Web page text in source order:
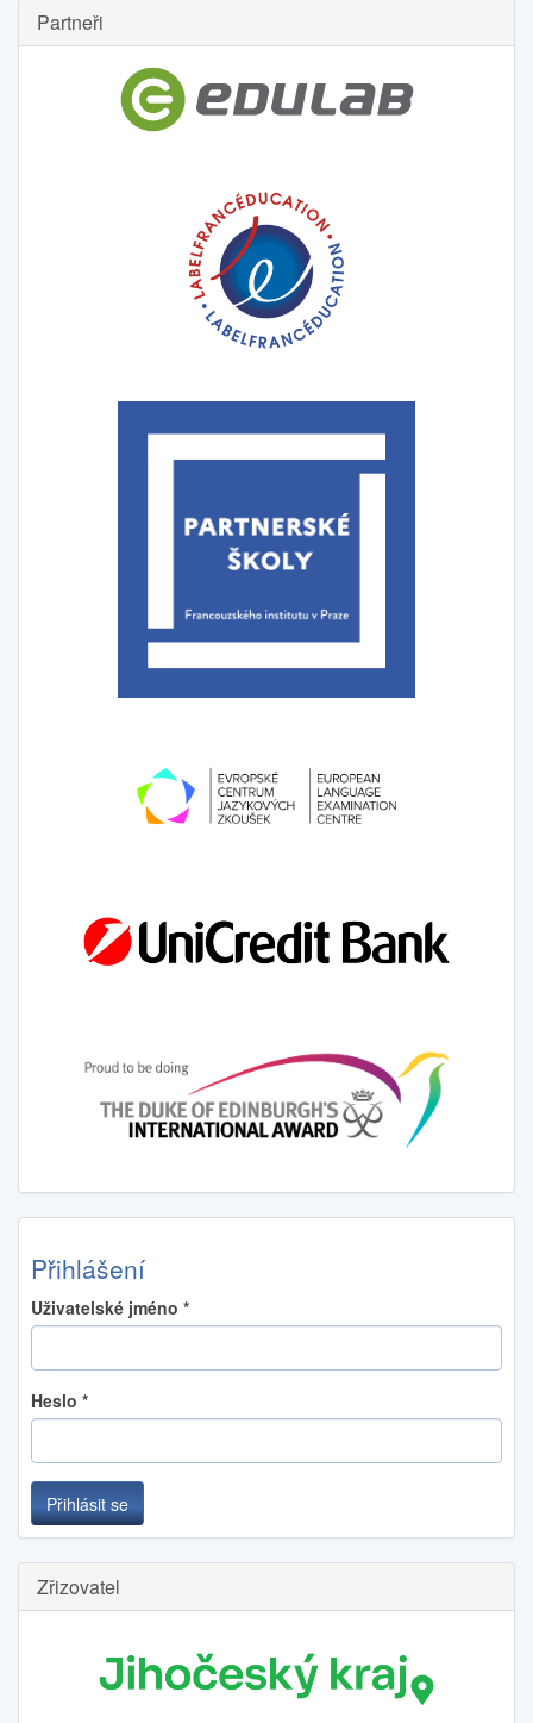
Partneři
Přihlášení
Uživatelské jméno *
Heslo *
Přihlásit se
Zřizovatel